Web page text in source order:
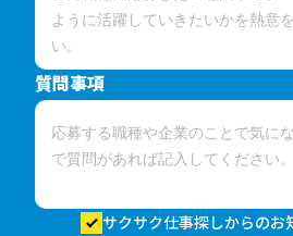
質問事項
サクサク仕事探しからのお